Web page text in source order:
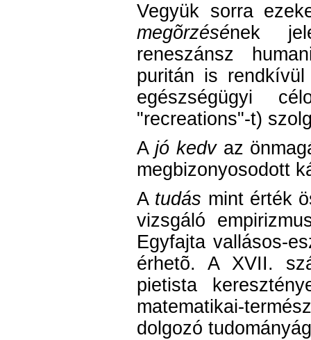
Vegyük sorra
megõrzésének
reneszánsz
puritán is
egészségügyi
"recreations"-t)
Ajó kedvaz
megbizonyosodott
A tudás mint érték
vizsgáló
Egyfajta vallásos-
érhetõ. A XVII.
pietista
matematikai-
dolgozó